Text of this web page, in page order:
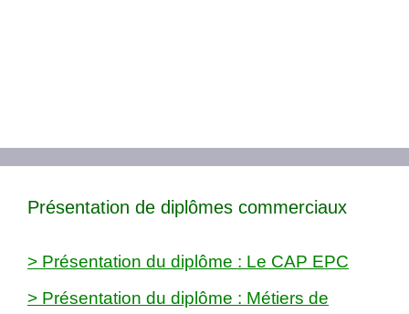
Présentation de diplômes commerciaux
> Présentation du diplôme : Le CAP EPC
> Présentation du diplôme : Métiers de